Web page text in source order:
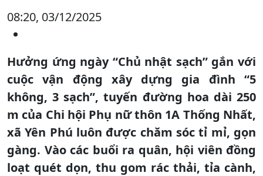
08:20, 03/12/2025
Hưởng ứng ngày “Chủ nhật sạch” gắn với
cuộc vận động xây dựng gia đình “5
không, 3 sạch”, tuyến đường hoa dài 250
m của Chi hội Phụ nữ thôn 1A Thống Nhất,
xã Yên Phú luôn được chăm sóc tỉ mỉ, gọn
gàng. Vào các buổi ra quân, hội viên đồng
loạt quét dọn, thu gom rác thải, tỉa cành,